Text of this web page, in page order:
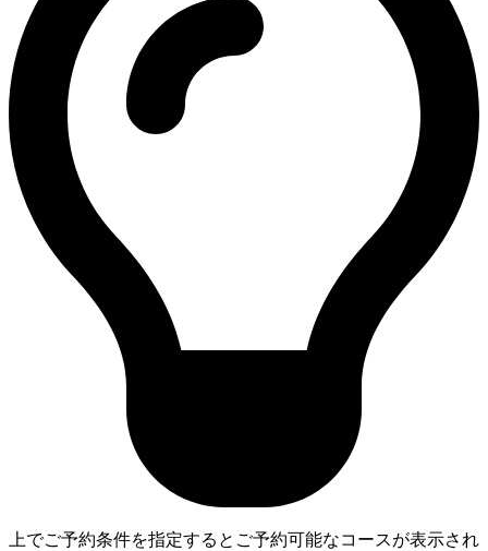
上でご予約条件を指定するとご予約可能なコースが表示され